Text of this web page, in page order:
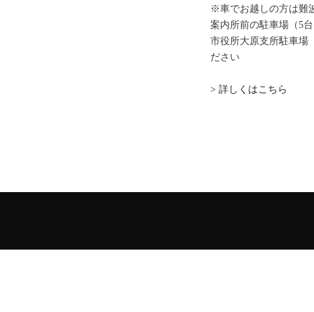
※車でお越しの方は難
案内所前の駐車場（5
市役所大原支所駐車場
ださい
> 詳しくはこちら